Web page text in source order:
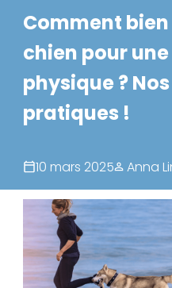
Comment
chien pour
physique ?
pratiques !
10 mars 2025 Anna